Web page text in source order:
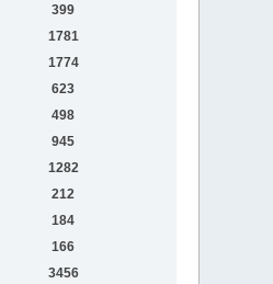
399
1781
1774
623
498
945
1282
212
184
166
3456